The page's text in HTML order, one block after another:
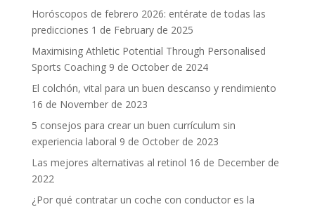
Horóscopos de febrero 2026: entérate de todas las
predicciones 1 de February de 2025
Maximising Athletic Potential Through Personalised
Sports Coaching 9 de October de 2024
El colchón, vital para un buen descanso y rendimiento
16 de November de 2023
5 consejos para crear un buen currículum sin
experiencia laboral 9 de October de 2023
Las mejores alternativas al retinol 16 de December de
2022
¿Por qué contratar un coche con conductor es la